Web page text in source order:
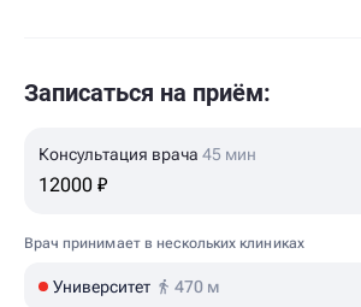
Записаться на приём:
Консультация врача 45 мин
12000 ₽
Врач принимает в нескольких клиниках
Университет 470 м